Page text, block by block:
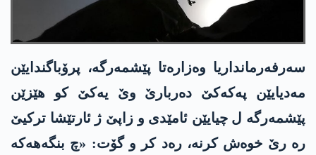
سەرفەرمانداریا وەزارەتا پێشمەرگە، پرۆباگندایێن
مەدیایێن په‌كه‌كێ دەربارێ وێ یەکێ کو هێزێن
پێشمەرگە ل چیایێن ئامێدی و زاپێ ژ ئارتێشا ترکیێ
رە رێ خوەش کرنە، رەد کر و گۆت: «چ بنگەهەکە